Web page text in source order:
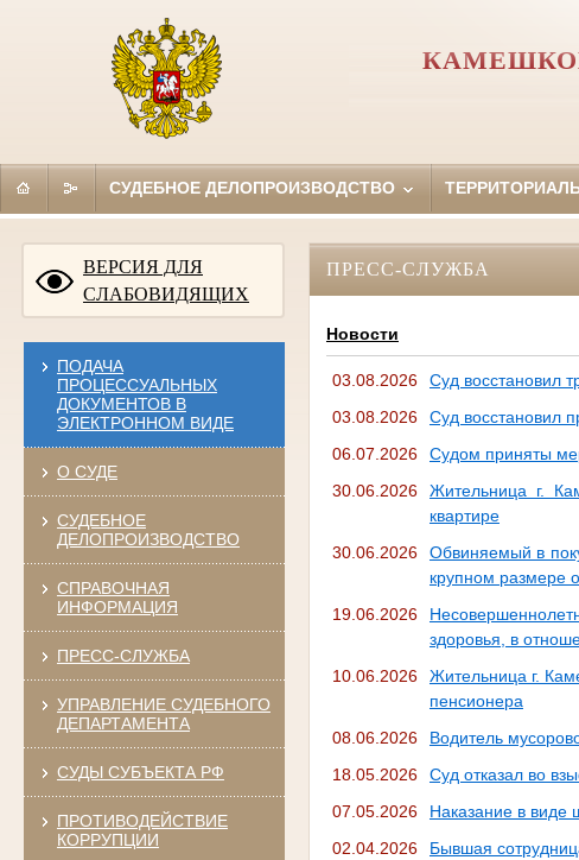
СУДЕБНОЕ ДЕЛОПРОИЗВОДСТВО
ВЕРСИЯ ДЛЯ
СЛАБОВИДЯЩИХ
ПОДАЧА
ПРОЦЕССУАЛЬНЫХ
ДОКУМЕНТОВ В
ЭЛЕКТРОННОМ ВИДЕ
О СУДЕ
СУДЕБНОЕ
ДЕЛОПРОИЗВОДСТВО
СПРАВОЧНАЯ
ИНФОРМАЦИЯ
ПРЕСС-СЛУЖБА
УПРАВЛЕНИЕ СУДЕБНОГО
ДЕПАРТАМЕНТА
СУДЫ СУБЪЕКТА РФ
ПРОТИВОДЕЙСТВИЕ
КОРРУПЦИИ
ПРЕСС-СЛУЖБА
Новости
03.08.2026
Суд восстановил
03.08.2026
Суд восстановил
06.07.2026
Судом приняты
30.06.2026
Жительница г.
квартире
30.06.2026
Обвиняемый в
крупном размере
19.06.2026
здоровья, в
10.06.2026
Жительница г.
пенсионера
08.06.2026
Водитель
18.05.2026
Суд отказал во
07.05.2026
Наказание в виде
02.04.2026
Бывшая